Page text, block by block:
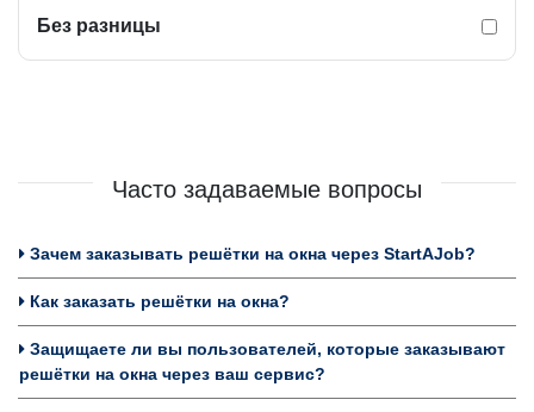
Без разницы
Часто задаваемые вопросы
Зачем заказывать решётки на окна через StartAJob?
Как заказать решётки на окна?
Защищаете ли вы пользователей, которые заказывают
решётки на окна через ваш сервис?